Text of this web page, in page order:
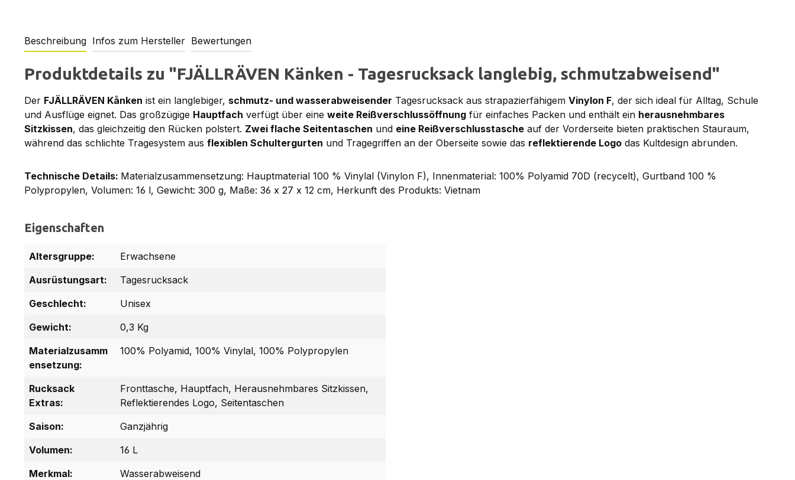
Beschreibung Infos zum Hersteller Bewertungen
Produktdetails zu "FJÄLLRÄVEN Känken - Tagesrucksack langlebig, schmutzabweisend"
Der FJÄLLRÄVEN Kånken ist ein langlebiger, schmutz- und wasserabweisender Tagesrucksack aus strapazierfähigem Vinylon F, der sich ideal für Alltag, Schule
und Ausflüge eignet. Das großzügige Hauptfach verfügt über eine weite Reißverschlussöffnung für einfaches Packen und enthält ein herausnehmbares
Sitzkissen, das gleichzeitig den Rücken polstert. Zwei flache Seitentaschen und eine Reißverschlusstasche auf der Vorderseite bieten praktischen Stauraum,
während das schlichte Tragesystem aus flexiblen Schultergurten und Tragegriffen an der Oberseite sowie das reflektierende Logo das Kultdesign abrunden.
Technische Details: Materialzusammensetzung: Hauptmaterial 100 % Vinylal (Vinylon F), Innenmaterial: 100% Polyamid 70D (recycelt), Gurtband 100 %
Polypropylen, Volumen: 16 l, Gewicht: 300 g, Maße: 36 x 27 x 12 cm, Herkunft des Produkts: Vietnam
Eigenschaften
Altersgruppe:
Erwachsene
Ausrüstungsart:
Tagesrucksack
Geschlecht:
Unisex
Gewicht:
0,3 Kg
Materialzusamm
ensetzung:
100% Polyamid, 100% Vinylal, 100% Polypropylen
Rucksack
Extras:
Fronttasche, Hauptfach, Herausnehmbares Sitzkissen,
Reflektierendes Logo, Seitentaschen
Saison:
Ganzjährig
Volumen:
16 L
Merkmal:
Wasserabweisend